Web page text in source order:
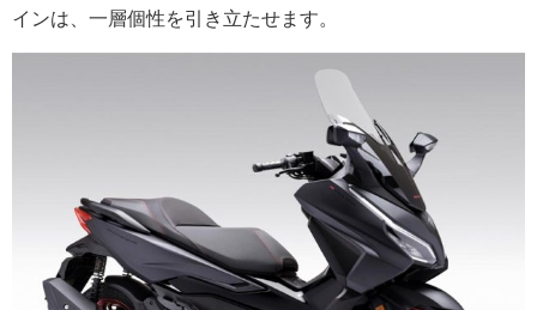
インは、一層個性を引き立たせます。